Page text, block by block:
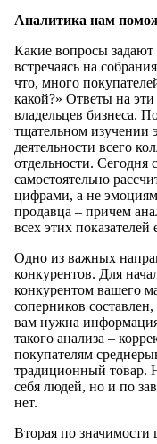
Аналитика нам
Какие вопросы
встречаясь на
что, много
какой?» Ответы на
владельцев бизнеса.
тщательном изучении
деятельности всего
отдельности. Сегодня
самостоятельно
цифрами, а не
продавца – причем
всех этих показателей
Одно из важных
конкурентов. Для
конкурентом вашего
соперников
вам нужна
такого анализа –
покупателям
традиционный
себя людей, но и по
нет.
Вторая по значимости